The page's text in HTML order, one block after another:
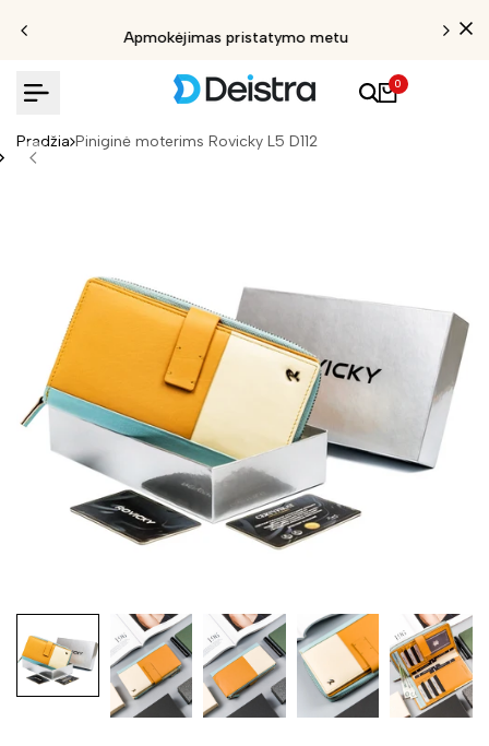
Apmokėjimas pristatymo metu
0
Pradžia Piniginė moterims Rovicky L5 D112